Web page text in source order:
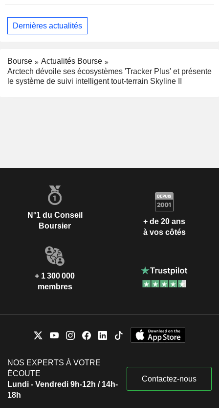
Dernières actualités
Bourse
Actualités Bourse
Arctech dévoile ses écosystèmes 'Tracker Plus' et présente
le système de suivi intelligent tout-terrain Skyline II
N°1 du Conseil
Boursier
+ de 20 ans
à vos côtés
+ 1 300 000
membres
NOS EXPERTS À VOTRE
ÉCOUTE
Lundi - Vendredi 9h-12h / 14h-
18h
Contactez-nous